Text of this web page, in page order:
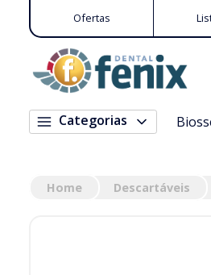
Ofertas
Categorias
Home Descartáveis